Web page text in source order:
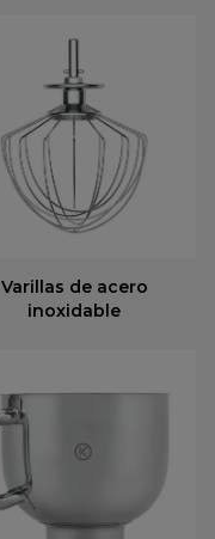
Varillas de acero
inoxidable